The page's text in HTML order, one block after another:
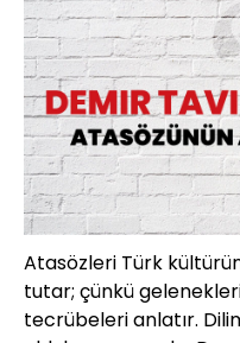
Atasözleri Türk
tutar; çünkü
tecrübeleri anlatır.